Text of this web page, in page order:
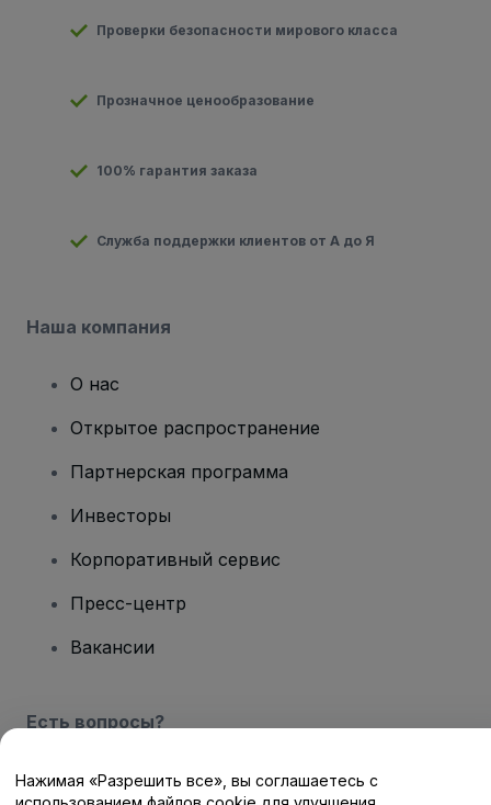
Проверки безопасности мирового класса
Прозначное ценообразование
100% гарантия заказа
Служба поддержки клиентов от А до Я
Наша компания
О нас
Открытое распространение
Партнерская программа
Инвесторы
Корпоративный сервис
Пресс-центр
Вакансии
Есть вопросы?
Центр помощи / Свяжитесь с нами
Нажимая «Разрешить все», вы соглашаетесь с